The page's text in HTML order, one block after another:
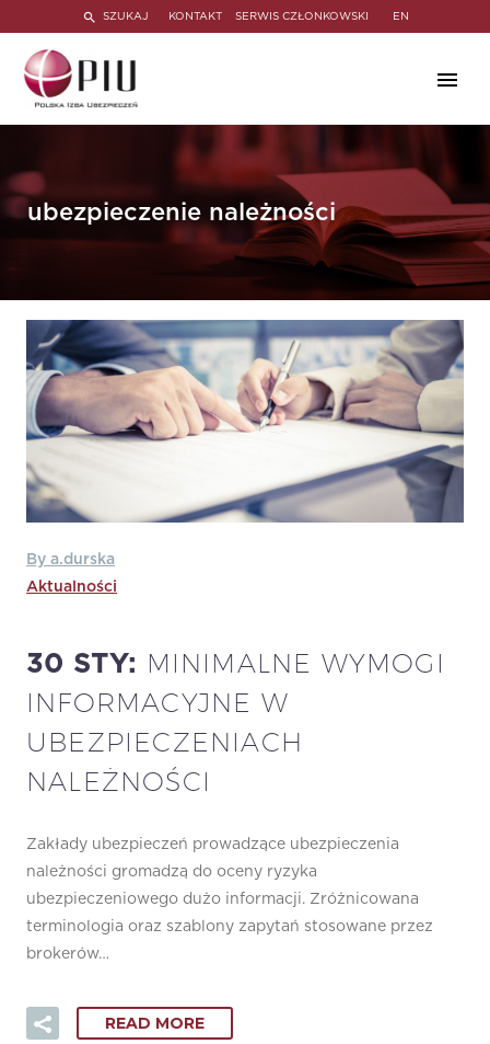
SZUKAJ KONTAKT SERWIS CZŁONKOWSKI EN
ubezpieczenie należności
By a.durska
Aktualności
30 STY: MINIMALNE WYMOGI
INFORMACYJNE W
UBEZPIECZENIACH
NALEŻNOŚCI
Zakłady ubezpieczeń prowadzące ubezpieczenia
należności gromadzą do oceny ryzyka
ubezpieczeniowego dużo informacji. Zróżnicowana
terminologia oraz szablony zapytań stosowane przez
brokerów…
READ MORE